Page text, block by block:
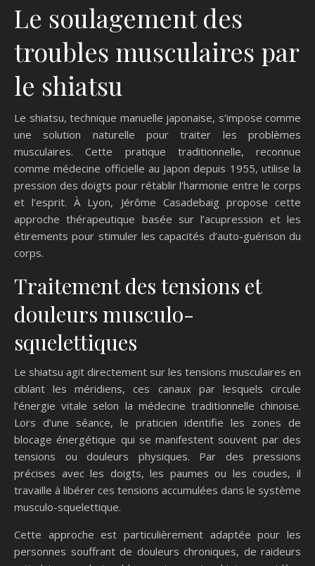
Le soulagement des
troubles musculaires par
le shiatsu
Le shiatsu, technique manuelle japonaise, s’impose comme
une solution naturelle pour traiter les problèmes
musculaires. Cette pratique traditionnelle, reconnue
comme médecine officielle au Japon depuis 1955, utilise la
pression des doigts pour rétablir l’harmonie entre le corps
et l’esprit. À Lyon, Jérôme Casadebaig propose cette
approche thérapeutique basée sur l’acupression et les
étirements pour stimuler les capacités d’auto-guérison du
corps.
Traitement des tensions et
douleurs musculo-
squelettiques
Le shiatsu agit directement sur les tensions musculaires en
ciblant les méridiens, ces canaux par lesquels circule
l’énergie vitale selon la médecine traditionnelle chinoise.
Lors d’une séance, le praticien identifie les zones de
blocage énergétique qui se manifestent souvent par des
tensions ou douleurs physiques. Par des pressions
précises avec les doigts, les paumes ou les coudes, il
travaille à libérer ces tensions accumulées dans le système
musculo-squelettique.
Cette approche est particulièrement adaptée pour les
personnes souffrant de douleurs chroniques, de raideurs